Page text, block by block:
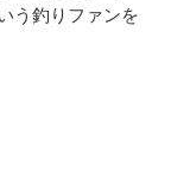
う釣りファンを